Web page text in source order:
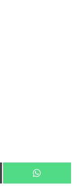
SHARE
ON
W
H